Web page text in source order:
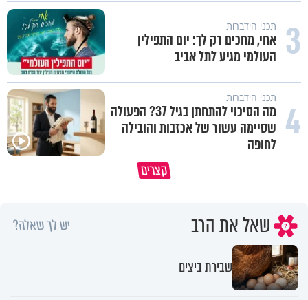
3 תכני הידברות
אחי, מחכים רק לך: יום התפילין
העולמי מגיע לתל אביב
4 תכני הידברות
מה הסיכוי להתחתן בגיל 37? הפעולה
שסיימה עשור של אכזבות והובילה
לחופה
קצרים
שאל את הרב יש לך שאלה?
שבירת ביצים